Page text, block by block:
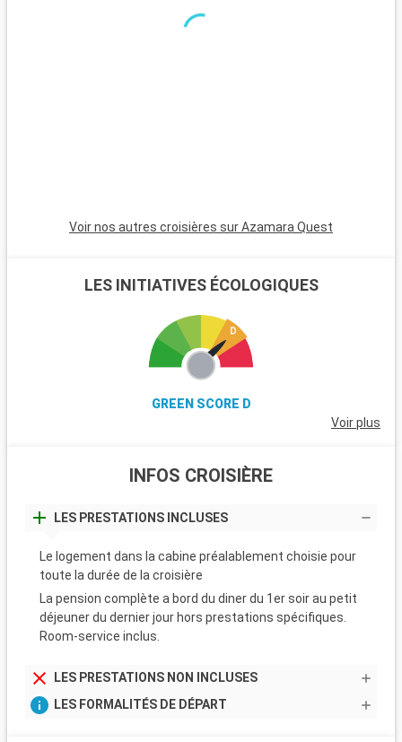
le Pirée, séduit par ses plages tranquilles, son temple d'Aphaïa
Voir nos autres croisières sur Azamara Quest
LES INITIATIVES ÉCOLOGIQUES
GREEN SCORE D
Voir plus
INFOS CROISIÈRE
LES PRESTATIONS INCLUSES
Le logement dans la cabine préalablement choisie pour
toute la durée de la croisière
La pension complète a bord du diner du 1er soir au petit
déjeuner du dernier jour hors prestations spécifiques.
Room-service inclus.
LES PRESTATIONS NON INCLUSES
LES FORMALITÉS DE DÉPART